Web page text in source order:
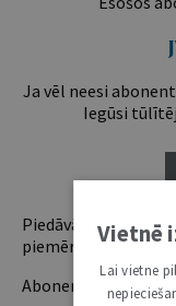
Ja vēl neesi
Iegūsi
Piedāvājam trīs
piemērotākais ir
Abonentu ieguvumi:
Vietnē
Lai vietne